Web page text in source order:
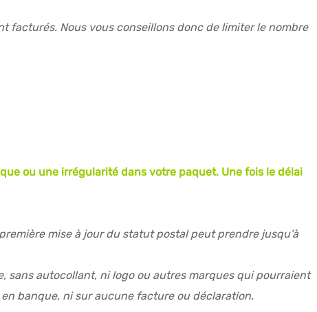
facturés. Nous vous conseillons donc de limiter le nombre
ou une irrégularité dans votre paquet. Une fois le délai
mise à jour du statut postal peut prendre jusqu’à
sans autocollant, ni logo ou autres marques qui pourraient
banque, ni sur aucune facture ou déclaration.